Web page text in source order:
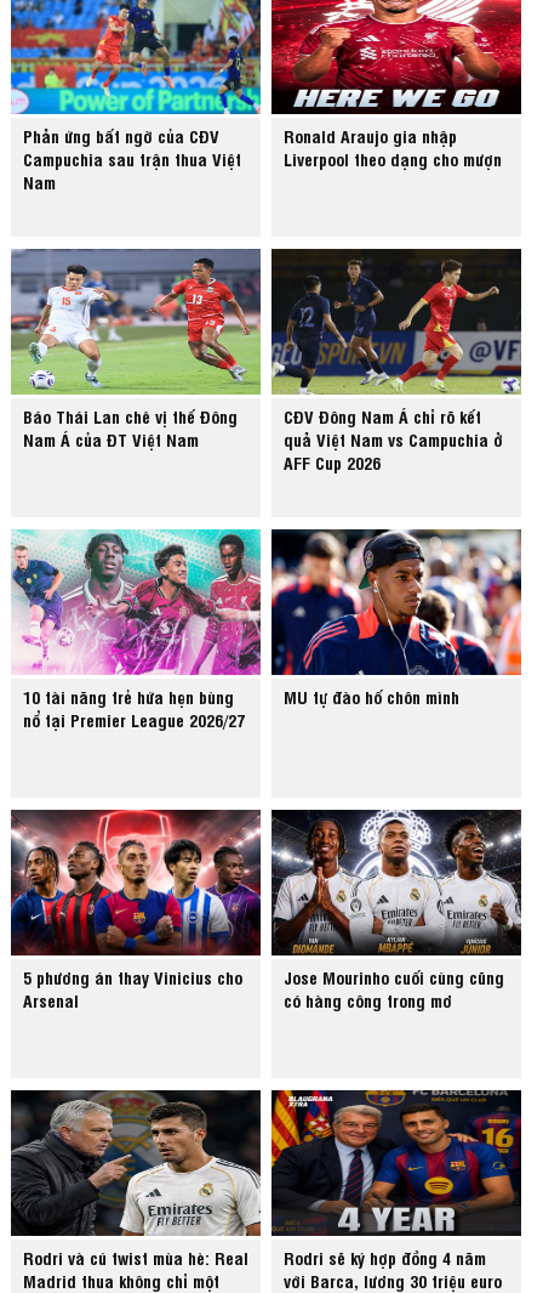
Phản ứng bất ngờ của CĐV
Campuchia sau trận thua Việt
Nam
Ronald Araujo gia nhập
Liverpool theo dạng cho mượn
Báo Thái Lan chê vị thế Đông
Nam Á của ĐT Việt Nam
CĐV Đông Nam Á chỉ rõ kết
quả Việt Nam vs Campuchia ở
AFF Cup 2026
10 tài năng trẻ hứa hẹn bùng
nổ tại Premier League 2026/27
MU tự đào hố chôn mình
5 phương án thay Vinicius cho
Arsenal
Jose Mourinho cuối cùng cũng
có hàng công trong mơ
Rodri và cú twist mùa hè: Real
Madrid thua không chỉ một
Rodri sẽ ký hợp đồng 4 năm
với Barca, lương 30 triệu euro